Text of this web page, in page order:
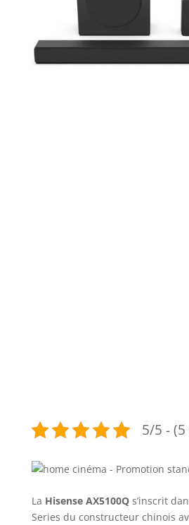
5/5 -
La Hisense AX5100Qs’inscrit
Series du constructeur chinois